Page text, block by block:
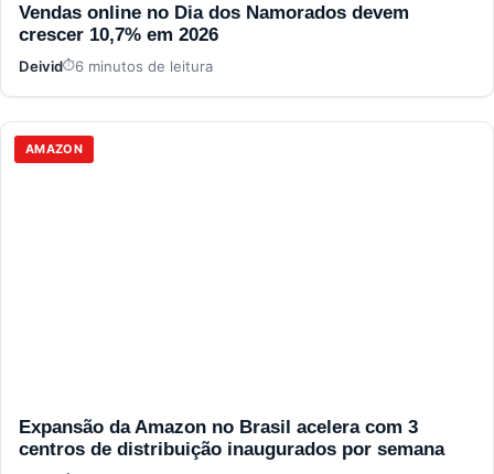
Vendas online no Dia dos Namorados devem
crescer 10,7% em 2026
Deivid 6 minutos de leitura
AMAZON
Expansão da Amazon no Brasil acelera com 3
centros de distribuição inaugurados por semana